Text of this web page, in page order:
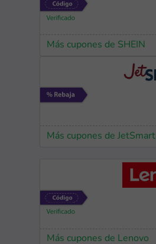
Más cupones de SHEIN
Más cupones de JetSmart
Más cupones de Lenovo